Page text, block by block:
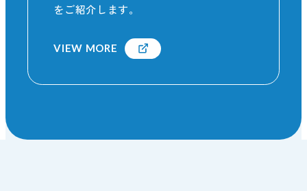
をご紹介します。
VIEW MORE